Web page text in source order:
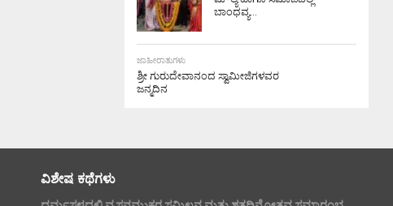
ಬಾಂಧವ್ಯ...
ಜಾಹೀರಾತುಗಳು
ಶ್ರೀ ಗುರುದೇವಾನಂದ ಸ್ವಾಮೀಜಿಗಳವರ
ಜನ್ಮದಿನ
ವಿಶೇಷ ಕಥೆಗಳು